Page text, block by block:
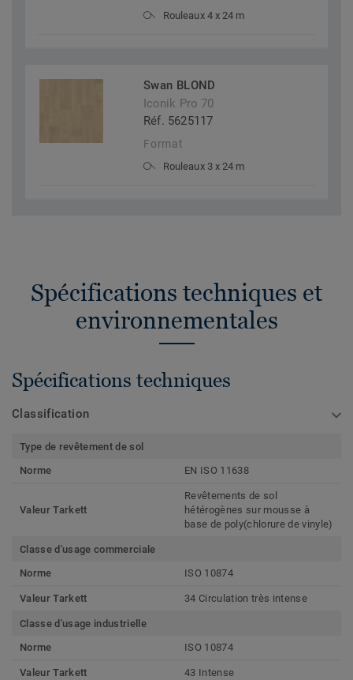
Rouleaux 4 x 24 m
Swan BLOND
Iconik Pro 70
Réf. 5625117
Format
Rouleaux 3 x 24 m
Spécifications techniques et
environnementales
Spécifications techniques
Classification
Type de revêtement de sol
Norme
EN ISO 11638
Valeur Tarkett
Revêtements de sol
hétérogènes sur mousse à
base de poly(chlorure de vinyle)
Classe d'usage commerciale
Norme
ISO 10874
Valeur Tarkett 34 Circulation très intense
Classe d'usage industrielle
Norme
ISO 10874
Valeur Tarkett 43 Intense